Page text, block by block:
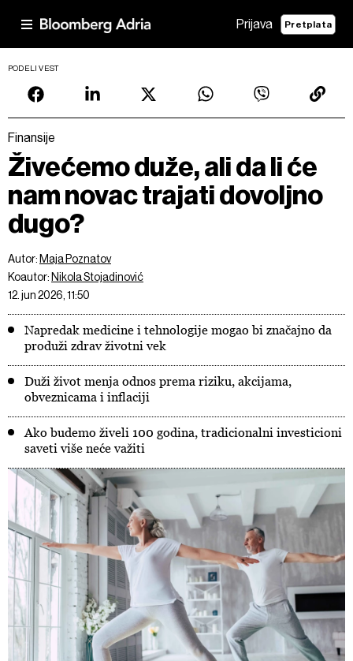
Prijava Pretplata
PODELI VEST
Finansije
Živećemo duže, ali da li će
nam novac trajati dovoljno
dugo?
Autor: Maja Poznatov
Koautor: Nikola Stojadinović
12. jun 2026, 11:50
Napredak medicine i tehnologije mogao bi značajno da
produži zdrav životni vek
Duži život menja odnos prema riziku, akcijama,
obveznicama i inflaciji
Ako budemo živeli 100 godina, tradicionalni investicioni
saveti više neće važiti